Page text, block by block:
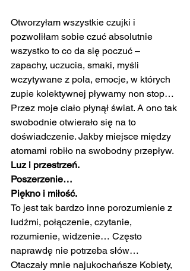
Otworzyłam wszystkie czujki i
pozwoliłam sobie czuć absolutnie
wszystko to co da się poczuć –
zapachy, uczucia, smaki, myśli
wczytywane z pola, emocje, w których
zupie kolektywnej pływamy non stop…
Przez moje ciało płynął świat. A ono tak
swobodnie otwierało się na to
doświadczenie. Jakby miejsce między
atomami robiło na swobodny przepływ.
Luz i przestrzeń.
Poszerzenie…
Piękno i miłość.
To jest tak bardzo inne porozumienie z
ludźmi, połączenie, czytanie,
rozumienie, widzenie… Często
naprawdę nie potrzeba słów…
Otaczały mnie najukochańsze Kobiety,